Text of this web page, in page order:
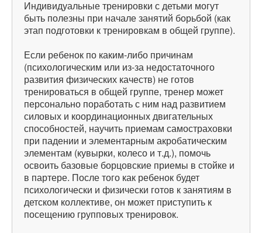
Индивидуальные тренировки с детьми могут
быть полезны при начале занятий борьбой (как
этап подготовки к тренировкам в общей группе).
Если ребенок по каким-либо причинам
(психологическим или из-за недостаточного
развития физических качеств) не готов
тренироваться в общей группе, тренер может
персонально поработать с ним над развитием
силовых и координационных двигательных
способностей, научить приемам самостраховки
при падении и элементарным акробатическим
элементам (кувырки, колесо и т.д.), помочь
освоить базовые борцовские приемы в стойке и
в партере. После того как ребенок будет
психологически и физически готов к занятиям в
детском коллективе, он может приступить к
посещению групповых тренировок.